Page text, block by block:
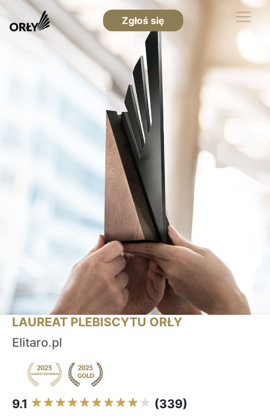
Zgłoś się
LAUREAT PLEBISCYTU ORŁY
Elitaro.pl
9.1 (339)